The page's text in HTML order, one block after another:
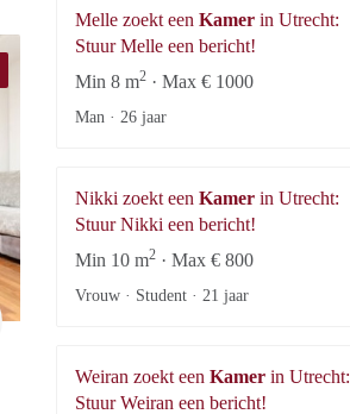
finder
Melle zoekt een Kamer in Utrecht:
Stuur Melle een bericht!
Min 8 m2 · Max € 1000
Man · 26 jaar
Nikki zoekt een Kamer in Utrecht:
Stuur Nikki een bericht!
Min 10 m2 · Max € 800
Vrouw · Student · 21 jaar
Weiran zoekt een Kamer in Utrecht:
Stuur Weiran een bericht!